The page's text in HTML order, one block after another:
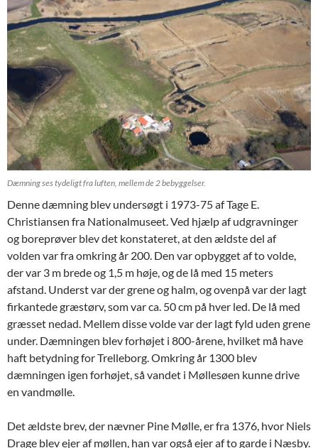
Dæmning ses tydeligt fra luften, mellem de 2 bebyggelser.
Denne dæmning blev undersøgt i 1973-75 af Tage E.
Christiansen fra Nationalmuseet. Ved hjælp af udgravninger
og boreprøver blev det konstateret, at den ældste del af
volden var fra omkring år 200. Den var opbygget af to volde,
der var 3 m brede og 1,5 m høje, og de lå med 15 meters
afstand. Underst var der grene og halm, og ovenpå var der lagt
firkantede græstørv, som var ca. 50 cm på hver led. De lå med
græsset nedad. Mellem disse volde var der lagt fyld uden grene
under. Dæmningen blev forhøjet i 800-årene, hvilket må have
haft betydning for Trelleborg. Omkring år 1300 blev
dæmningen igen forhøjet, så vandet i Møllesøen kunne drive
en vandmølle.
Det ældste brev, der nævner Pine Mølle, er fra 1376, hvor Niels
Drage blev ejer af møllen, han var også ejer af to garde i Næsby.